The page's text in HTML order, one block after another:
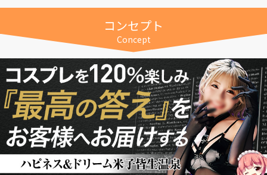
コンセプト
Concept